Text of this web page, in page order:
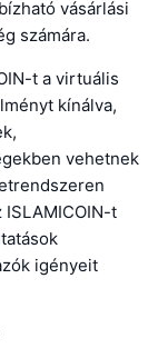
vásárlási
számára.
t a virtuális
kínálva,
vehetnek
t
igényeit